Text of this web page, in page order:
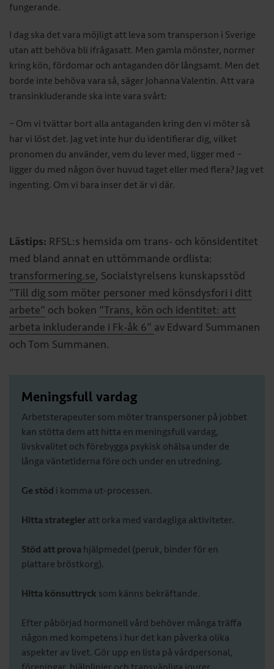
fungerande.
I dag ska det vara möjligt att leva som transperson i Sverige
utan att behöva bli ifrågasatt. Men gamla mönster, normer
kring kön, fördomar och antaganden dör långsamt. Men det
borde inte behöva vara så, säger Johanna Valentin. Att vara
transinkluderande ska inte vara svårt:
– Om vi tvättar bort alla antaganden kring den vi möter så
har vi löst det. Jag vet inte hur du identifierar dig, vilket
pronomen du använder, vem du lever med, ligger med –
ligger du med någon över huvud taget eller med flera? Jag vet
ingenting. Om vi bara inser det är vi där.
Lästips: RFSL:s hemsida om trans- och könsidentitet
med bland annat en uttömmande ordlista:
transformering.se, Socialstyrelsens kunskapsstöd
”Till dig som möter personer med könsdysfori i ditt
arbete” och boken ”Trans, kön och identitet: att
arbeta inkluderande i Fk-åk 6” av Edward Summanen
och Tom Summanen.
Meningsfull vardag
Arbetsterapeuter som möter transpersoner på jobbet
kan stötta dem att hitta en meningsfull vardag,
livskvalitet och förebygga psykisk ohälsa under de
långa väntetiderna före och under en utredning.
Ge stöd i komma ut-processen.
Hitta strategier att orka med vardagliga aktiviteter.
Stöd att prova hjälpmedel (peruk, binder för en
plattare bröstkorg).
Hitta könsuttryck som känns bekräftande.
Efter påbörjad hormonell vård behöver många träffa
någon med kompetens i hur det kan påverka olika
aspekter av livet. Gör upp en lista på vårdpersonal,